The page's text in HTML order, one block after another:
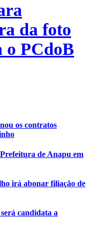
da foto
o PCdoB
os contratos
de Anapu em
irá abonar filiação de
candidata a